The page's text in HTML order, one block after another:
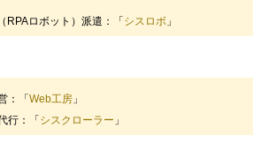
RPAロボット）派遣：「 シスロボ」
：「 Web工房」
行：「 シスクローラー 」